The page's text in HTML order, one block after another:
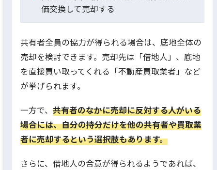
価交換して売却する
共有者全員の協力が得られる場合は、底地全体の
売却を検討できます。売却先は「借地人」、底地
を直接買い取ってくれる「不動産買取業者」など
が挙げられます。
一方で、 共有者のなかに売却に反対する人がいる
場合には、自分の持分だけを他の共有者や買取業
者に売却するという選択肢もあります。
さらに、借地人の合意が得られるようであれば、